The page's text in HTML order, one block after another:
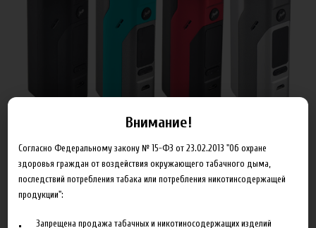
Внимание!
Согласно Федеральному закону № 15-ФЗ от 23.02.2013 "Об охране
здоровья граждан от воздействия окружающего табачного дыма,
последствий потребления табака или потребления никотинсодержащей
продукции":
Запрещена продажа табачных и никотиносодержащих изделий